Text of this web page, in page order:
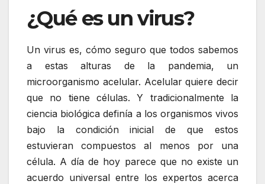
¿Qué es un virus?
Un virus es, cómo seguro que todos sabemos
a estas alturas de la pandemia, un
microorganismo acelular. Acelular quiere decir
que no tiene células. Y tradicionalmente la
ciencia biológica definía a los organismos vivos
bajo la condición inicial de que estos
estuvieran compuestos al menos por una
célula. A día de hoy parece que no existe un
acuerdo universal entre los expertos acerca